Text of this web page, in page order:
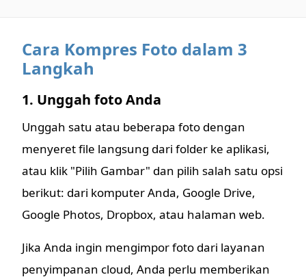
Cara Kompres Foto dalam 3
Langkah
1. Unggah foto Anda
Unggah satu atau beberapa foto dengan
menyeret file langsung dari folder ke aplikasi,
atau klik "Pilih Gambar" dan pilih salah satu opsi
berikut: dari komputer Anda, Google Drive,
Google Photos, Dropbox, atau halaman web.
Jika Anda ingin mengimpor foto dari layanan
penyimpanan cloud, Anda perlu memberikan